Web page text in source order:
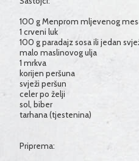
100 g Menprom mljevenog
1 crveni luk
100 g paradajz sosa ili jedan
malo maslinovog ulja
1 mrkva
korijen peršuna
svježi peršun
celer po želji
sol, biber
tarhana (tjestenina)
Priprema: